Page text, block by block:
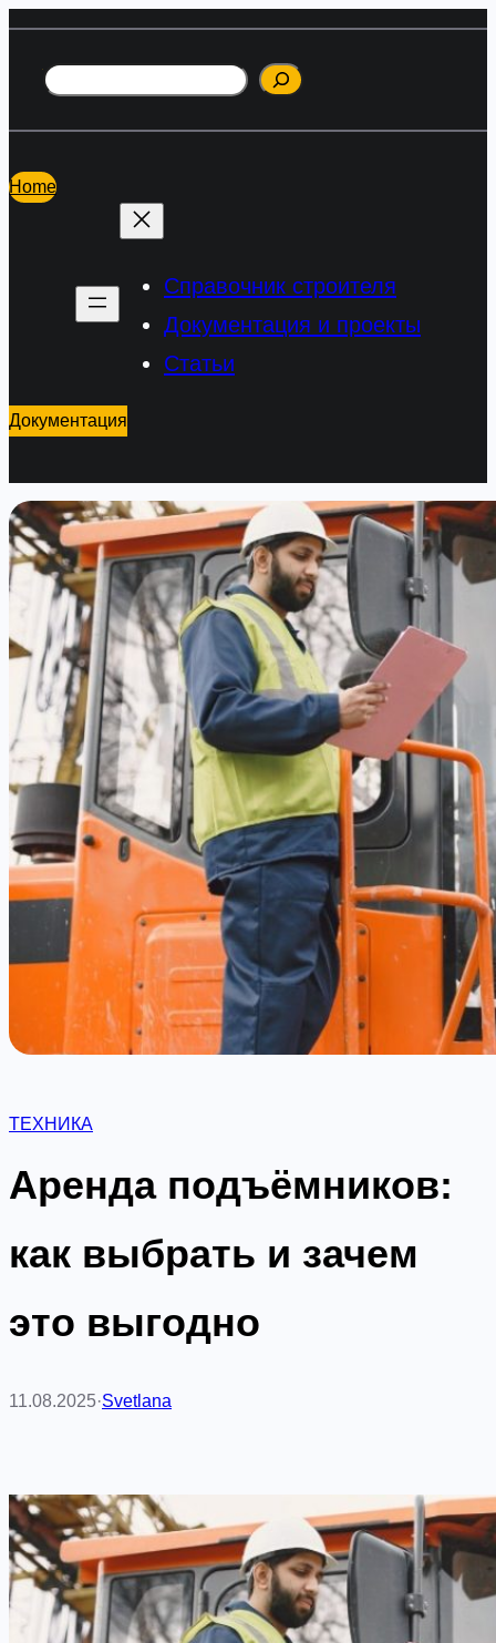
содержимому
Поиск
Home
Справочник строителя
Документация и проекты
Статьи
Документация
ТЕХНИКА
Аренда подъёмников:
как выбрать и зачем
это выгодно
11.08.2025·Svetlana